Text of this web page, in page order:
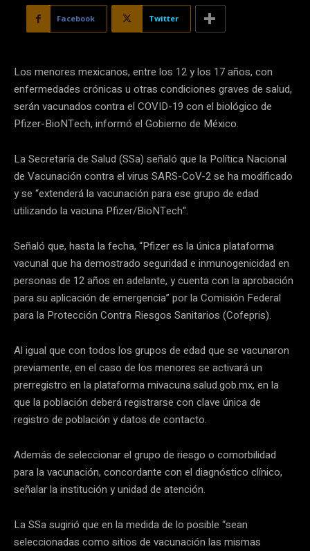
Facebook Twitter
Los menores mexicanos, entre los 12 y los 17 años, con
enfermedades crónicas u otras condiciones graves de salud,
serán vacunados contra el COVID-19 con el biológico de
Pfizer-BioNTech, informó el Gobierno de México.
La Secretaría de Salud (SSa) señaló que la Política Nacional
de Vacunación contra el virus SARS-CoV-2 se ha modificado
y se “extenderá la vacunación para ese grupo de edad
utilizando la vacuna Pfizer/BioNTech“.
Señaló que, hasta la fecha, “Pfizer es la única plataforma
vacunal que ha demostrado seguridad e inmunogenicidad en
personas de 12 años en adelante, y cuenta con la aprobación
para su aplicación de emergencia” por la Comisión Federal
para la Protección Contra Riesgos Sanitarios (Cofepris).
Al igual que con todos los grupos de edad que se vacunaron
previamente, en el caso de los menores se activará un
prerregistro en la plataforma mivacuna.salud.gob.mx, en la
que la población deberá registrarse con clave única de
registro de población y datos de contacto.
Además de seleccionar el grupo de riesgo o comorbilidad
para la vacunación, concordante con el diagnóstico clínico,
señalar la institución y unidad de atención.
La SSa sugirió que en la medida de lo posible “sean
seleccionadas como sitios de vacunación las mismas